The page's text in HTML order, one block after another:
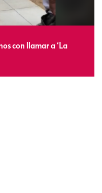
con llamar a ‘La